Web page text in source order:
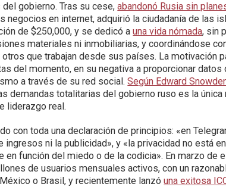
gobierno. Tras su cese,abandonó Rusia sin
negocios en internet, adquirió la ciudadanía de las
de $250,000, y se dedicó auna vida nómada, sin
materiales ni inmobiliarias, y coordinándose
que trabajan desde sus países. La motivación
del momento, en su negativa a proporcionar datos
a través de su red social.Según Edward
demandas totalitarias del gobierno ruso es la
liderazgo real.
con toda una declaración de principios: «en
ni la publicidad», y «la privacidad no está
función del miedo o de la codicia». En marzo de
de usuarios mensuales activos, con un
o Brasil, y recientemente lanzóuna exitosa